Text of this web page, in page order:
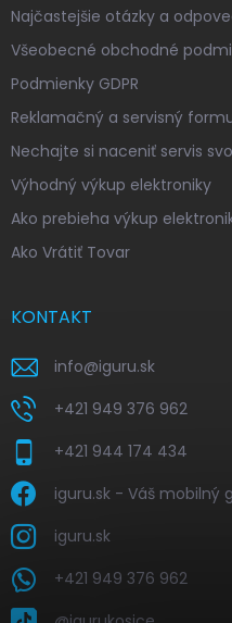
Najčastejšie otázky a
Všeobecné obchodné
Podmienky GDPR
Reklamačný a servisný
Nechajte si naceniť servis
Výhodný výkup elektroniky
Ako prebieha výkup
Ako Vrátiť Tovar
KONTAKT
info@iguru.sk
+421 949 376 962
+421 944 174 434
iguru.sk - Váš mobilný
iguru.sk
+421 949 376 962